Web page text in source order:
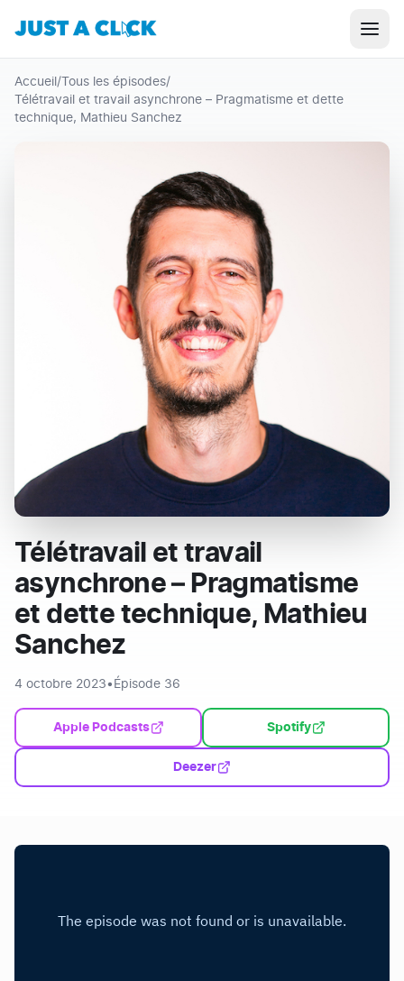
Accueil / Tous les épisodes/
Télétravail et travail asynchrone – Pragmatisme et dette
technique, Mathieu Sanchez
Télétravail et travail
asynchrone – Pragmatisme
et dette technique, Mathieu
Sanchez
4 octobre 2023• Épisode 36
Apple Podcasts Spotify
Deezer